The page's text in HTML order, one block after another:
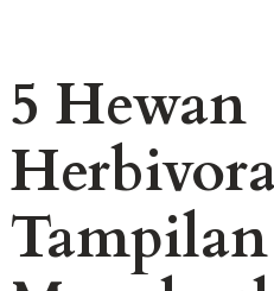
5 Hewan
Tampilan